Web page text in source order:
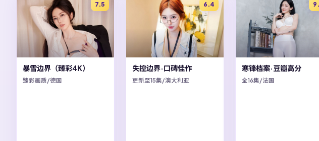
7.5
暴雪边界（臻彩4K）
臻彩画质/德国
6.4
失控边界·口碑佳作
更新至15集/澳大利亚
寒锋档案·豆瓣高分
全16集/法国